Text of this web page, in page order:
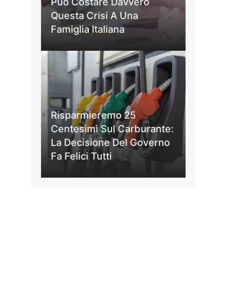
Questa Crisi A Una
Famiglia Italiana
Risparmieremo 25
Centesimi Sul Carburante:
La Decisione Del Governo
Fa Felici Tutti